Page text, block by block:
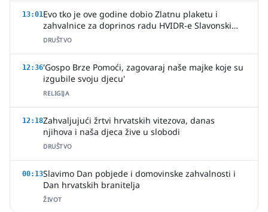
13:01Evo tko je ove godine dobio Zlatnu plaketu i
zahvalnice za doprinos radu HVIDR-e Slavonski
Brod
DRUŠTVO
12:36'Gospo Brze Pomoći, zagovaraj naše majke koje su
izgubile svoju djecu'
RELIGIJA
12:18Zahvaljujući žrtvi hrvatskih vitezova, danas
njihova i naša djeca žive u slobodi
DRUŠTVO
00:13Slavimo Dan pobjede i domovinske zahvalnosti i
Dan hrvatskih branitelja
ŽIVOT